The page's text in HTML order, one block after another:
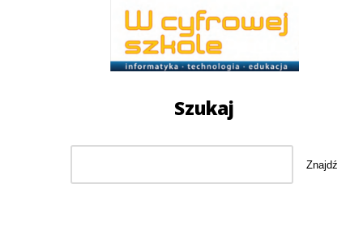
Szukaj
Szukaj
Znajdź